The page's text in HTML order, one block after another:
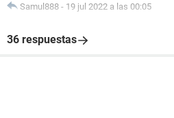
Samul888 - 19 jul 2022 a las 00:05
36 respuestas